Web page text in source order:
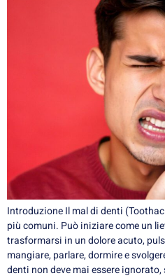
Introduzione Il mal di denti
più comuni. Può iniziare come un
trasformarsi in un dolore acuto,
mangiare, parlare, dormire e
denti non deve mai essere